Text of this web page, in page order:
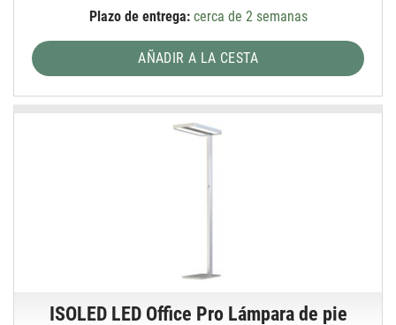
Plazo de entrega:cerca de 2 semanas
AÑADIR A LA CESTA
ISOLED LED Office Pro Lámpara de pie